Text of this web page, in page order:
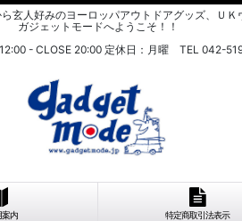
玄人好みのヨーロッパアウトドアグッズ、ＵＫ
ガジェットモードへようこそ！！
- CLOSE 20:00 定休日：月曜 TEL 042-
案内 特定商取引法表示